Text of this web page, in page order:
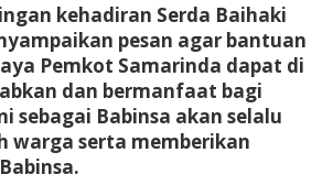
kehadiran Serda Baihaki
pesan agar bantuan
Pemkot Samarinda dapat di
dan bermanfaat bagi
sebagai Babinsa akan selalu
warga serta memberikan